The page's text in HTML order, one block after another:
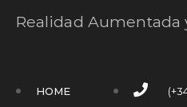
Realidad Aumentada
HOME